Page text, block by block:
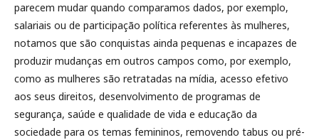
parecem mudar quando comparamos dados, por exemplo,
salariais ou de participação política referentes às mulheres,
notamos que são conquistas ainda pequenas e incapazes de
produzir mudanças em outros campos como, por exemplo,
como as mulheres são retratadas na mídia, acesso efetivo
aos seus direitos, desenvolvimento de programas de
segurança, saúde e qualidade de vida e educação da
sociedade para os temas femininos, removendo tabus ou pré-